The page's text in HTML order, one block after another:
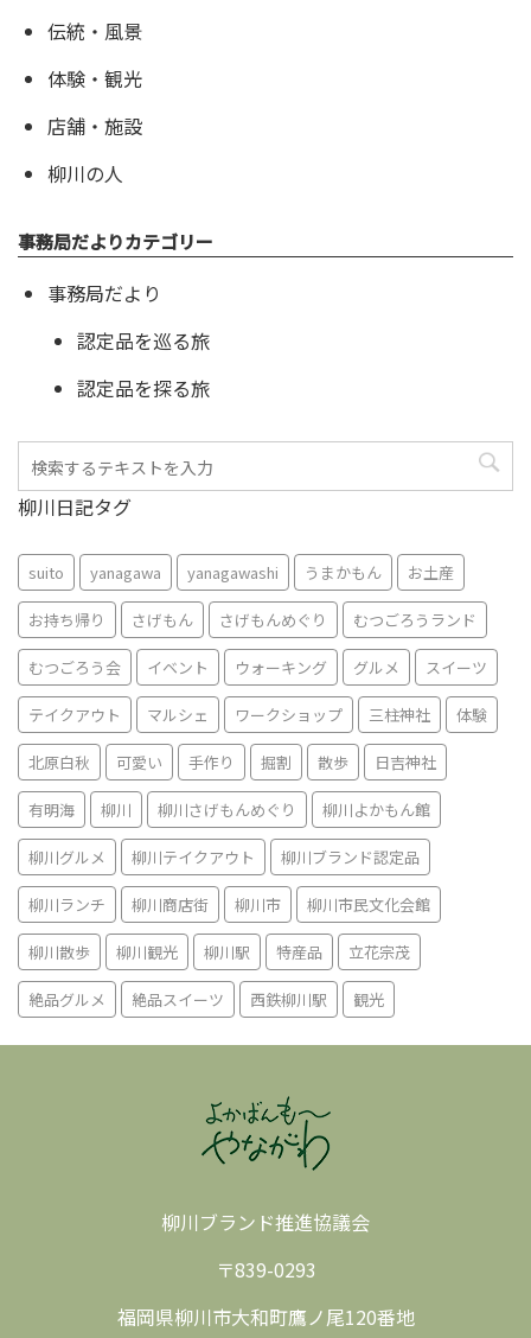
伝統・風景
体験・観光
店舗・施設
柳川の人
事務局だよりカテゴリー
事務局だより
認定品を巡る旅
認定品を探る旅
柳川日記タグ
suito yanagawa yanagawashi うまかもん お土産
お持ち帰り さげもん さげもんめぐり むつごろうランド
むつごろう会 イベント ウォーキング グルメ スイーツ
テイクアウト マルシェ ワークショップ 三柱神社 体験
北原白秋 可愛い 手作り 掘割 散歩 日吉神社
有明海 柳川 柳川さげもんめぐり 柳川よかもん館
柳川グルメ 柳川テイクアウト 柳川ブランド認定品
柳川ランチ 柳川商店街 柳川市 柳川市民文化会館
柳川散歩 柳川観光 柳川駅 特産品 立花宗茂
絶品グルメ 絶品スイーツ 西鉄柳川駅 観光
柳川ブランド推進協議会
〒839-0293
福岡県柳川市大和町鷹ノ尾120番地